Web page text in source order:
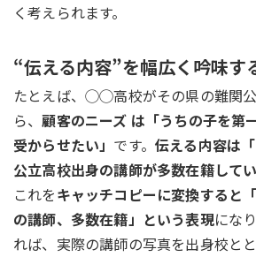
く考えられます。
“伝える内容”を幅広く吟味す
たとえば、◯◯高校がその県の難関
ら、顧客のニーズ は「うちの子を
受からせたい」 です。伝える内容は
公立高校出身の講師が多数在籍してい
これをキャッチコピーに変換すると
の講師、多数在籍」という表現にな
れば、実際の講師の写真を出身校と